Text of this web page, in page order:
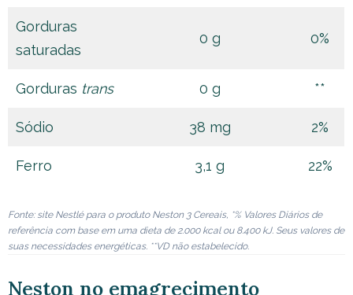
Gorduras
saturadas
0 g 0%
Gorduras trans 0 g **
Sódio 38 mg 2%
Ferro 3,1 g 22%
Fonte: site Nestlé para o produto Neston 3 Cereais, *% Valores Diários de
referência com base em uma dieta de 2.000 kcal ou 8.400 kJ. Seus valores de
suas necessidades energéticas. **VD não estabelecido.
Neston no emagrecimento